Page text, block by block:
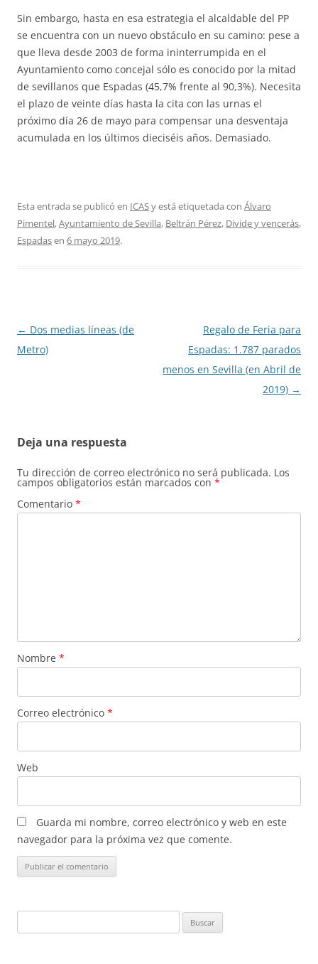
Sin embargo, hasta en esa estrategia el alcaldable del PP
se encuentra con un nuevo obstáculo en su camino: pese a
que lleva desde 2003 de forma ininterrumpida en el
Ayuntamiento como concejal sólo es conocido por la mitad
de sevillanos que Espadas (45,7% frente al 90,3%). Necesita
el plazo de veinte días hasta la cita con las urnas el
próximo día 26 de mayo para compensar una desventaja
acumulada en los últimos dieciséis años. Demasiado.
Esta entrada se publicó en ICASy está etiquetada con Álvaro
Pimentel,Ayuntamiento de Sevilla, Beltrán Pérez, Divide y vencerás,
Espadasen 6 mayo 2019.
Navegación
de
← Dos medias líneas (de
Metro)
Regalo de Feria para
Espadas: 1.787 parados
menos en Sevilla (en Abril de
2019) →
Deja una respuesta
Tu dirección de correo electrónico no será publicada. Los
campos obligatorios están marcados con *
Comentario *
Nombre *
Correo electrónico *
Web
Guarda mi nombre, correo electrónico y web en este
navegador para la próxima vez que comente.